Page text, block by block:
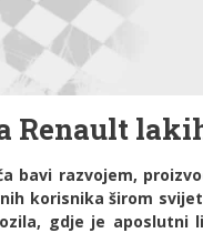
Renault
bavi razvojem,
korisnika širom
gdje je aposlutni